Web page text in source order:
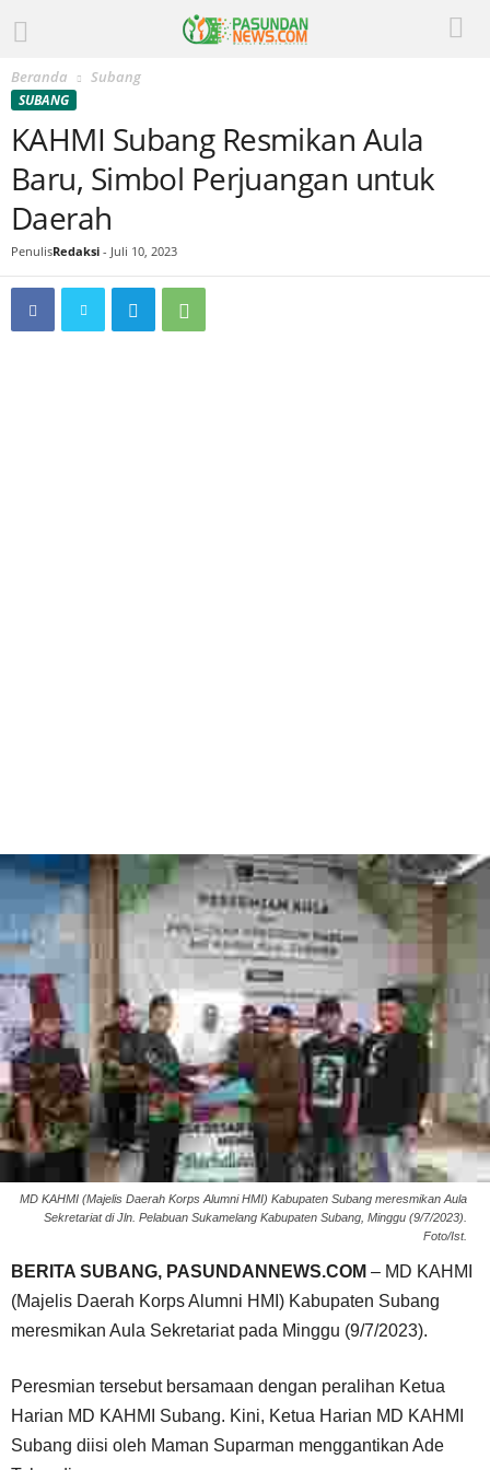
Beranda Subang
SUBANG
KAHMI Subang Resmikan Aula
Baru, Simbol Perjuangan untuk
Daerah
PenulisRedaksi - Juli 10, 2023
MD KAHMI (Majelis Daerah Korps Alumni HMI) Kabupaten Subang meresmikan Aula
Sekretariat di Jln. Pelabuan Sukamelang Kabupaten Subang, Minggu (9/7/2023).
Foto/Ist.
BERITA SUBANG, PASUNDANNEWS.COM – MD KAHMI
(Majelis Daerah Korps Alumni HMI) Kabupaten Subang
meresmikan Aula Sekretariat pada Minggu (9/7/2023).
Peresmian tersebut bersamaan dengan peralihan Ketua
Harian MD KAHMI Subang. Kini, Ketua Harian MD KAHMI
Subang diisi oleh Maman Suparman menggantikan Ade